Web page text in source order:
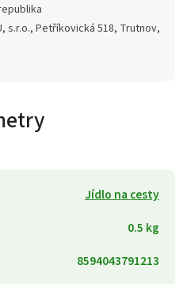
s.r.o., Petříkovická 518, Trutnov,
Jídlo na cesty
0.5 kg
8594043791213